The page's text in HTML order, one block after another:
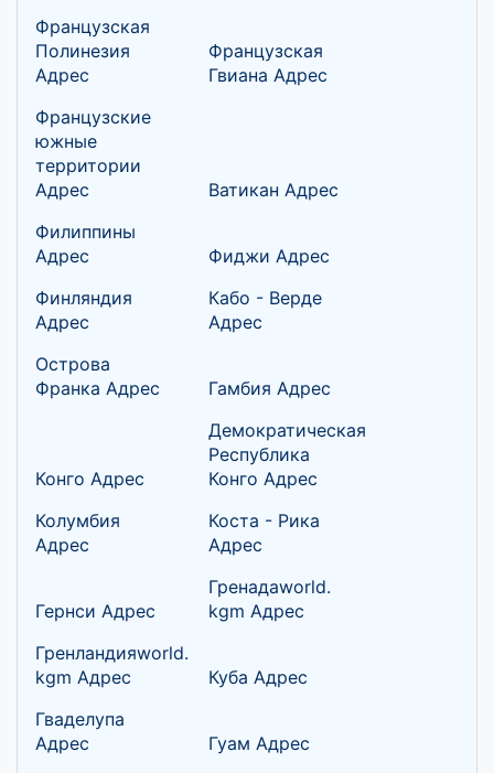
Французская
Полинезия
Адрес
Французская
Гвиана Адрес
Французские
южные
территории
Адрес
Ватикан Адрес
Филиппины
Адрес
Фиджи Адрес
Финляндия
Адрес
Кабо - Верде
Адрес
Острова
Франка Адрес
Гамбия Адрес
Конго Адрес
Демократическая
Республика
Конго Адрес
Колумбия
Адрес
Коста - Рика
Адрес
Гернси Адрес
Гренадаworld.
kgm Адрес
Гренландияworld.
kgm Адрес
Куба Адрес
Гваделупа
Адрес
Гуам Адрес